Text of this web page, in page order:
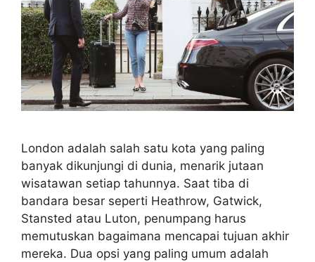
London adalah salah satu kota yang paling
banyak dikunjungi di dunia, menarik jutaan
wisatawan setiap tahunnya. Saat tiba di
bandara besar seperti Heathrow, Gatwick,
Stansted atau Luton, penumpang harus
memutuskan bagaimana mencapai tujuan akhir
mereka. Dua opsi yang paling umum adalah